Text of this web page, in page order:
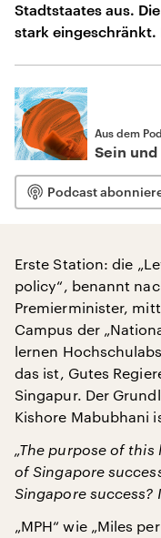
Stadtstaates aus.
stark eingeschränkt.
Aus dem
Sein
Podcast
Erste Station: die
policy“, benannt
Premierminister,
Campus der
lernen
das ist, Gutes
Singapur. Der
Kishore Mabubhani
„The purpose of
of Singapore
Singapore success?
„MPH“ wie „Miles